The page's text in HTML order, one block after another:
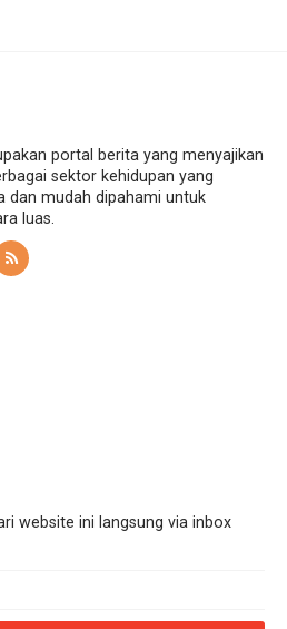
portal berita yang menyajikan
sektor kehidupan yang
dan mudah dipahami untuk
luas.
website ini langsung via inbox